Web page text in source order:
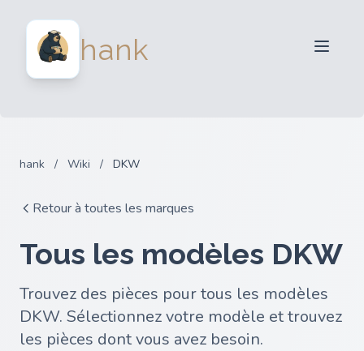
hank
hank / Wiki / DKW
Retour à toutes les marques
Tous les modèles DKW
Trouvez des pièces pour tous les modèles
DKW. Sélectionnez votre modèle et trouvez
les pièces dont vous avez besoin.